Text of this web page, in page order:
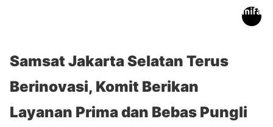
Samsat Jakarta Selatan Terus
Berinovasi, Komit Berikan
Layanan Prima dan Bebas Pungli